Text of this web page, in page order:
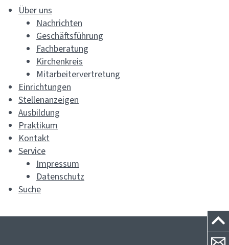
Über uns
Nachrichten
Geschäftsführung
Fachberatung
Kirchenkreis
Mitarbeitervertretung
Einrichtungen
Stellenanzeigen
Ausbildung
Praktikum
Kontakt
Service
Impressum
Datenschutz
Suche